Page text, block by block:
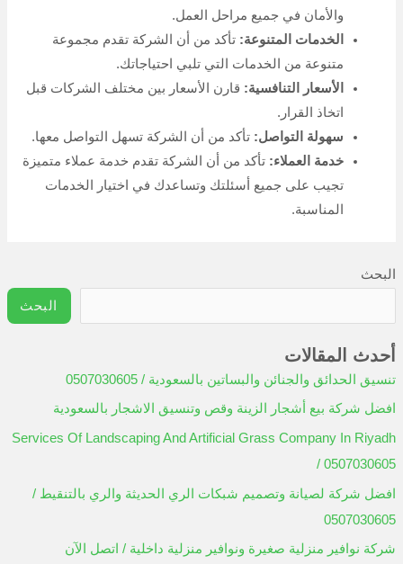
البحث
البحث
أحدث المقالات
تنسيق الحدائق والجنائن والبساتين بالسعودية / 0507030605
افضل شركة بيع أشجار الزينة وقص وتنسيق الاشجار بالسعودية
Services Of Landscaping And Artificial Grass Company In Riyadh
/ 0507030605
افضل شركة لصيانة وتصميم شبكات الري الحديثة والري بالتنقيط /
0507030605
شركة نوافير منزلية صغيرة ونوافير منزلية داخلية / اتصل الآن
والأمان في جميع مراحل العمل.
الخدمات المتنوعة: تأكد من أن الشركة تقدم مجموعة
متنوعة من الخدمات التي تلبي احتياجاتك.
الأسعار التنافسية: قارن الأسعار بين مختلف الشركات قبل
اتخاذ القرار.
سهولة التواصل: تأكد من أن الشركة تسهل التواصل معها.
خدمة العملاء: تأكد من أن الشركة تقدم خدمة عملاء متميزة
تجيب على جميع أسئلتك وتساعدك في اختيار الخدمات
المناسبة.